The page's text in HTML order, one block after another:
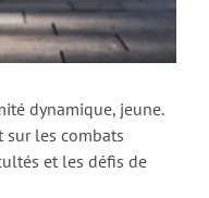
dynamique, jeune.
sur les combats
et les défis de